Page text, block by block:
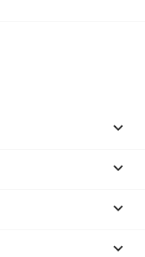



keyboard_arrow_down